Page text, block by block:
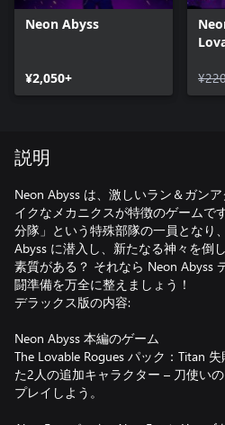
Neon Abyss
¥2,050+
説明
Neon Abyss は、激しいラン＆ガン
イクなメカニクスが特徴のゲームで
分隊」という特殊部隊の一員となり
Abyss に潜入し、新たなる神々を倒
素質がある？ それなら Neon Abyss
闘準備を万全に整えましょう！
デラックス版の内容:
Neon Abyss 本編のゲーム
The Lovable Rogues パック：Titan
た2人の追加キャラクター – 刀使い
プレイしよう。